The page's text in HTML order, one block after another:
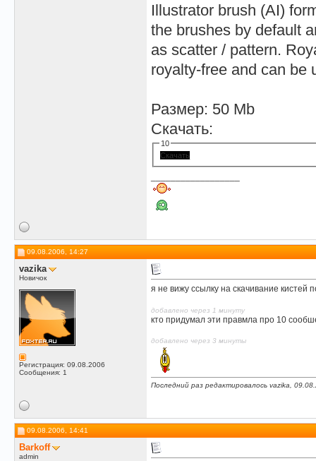
Illustrator brush (AI)
the brushes by default
as scatter / pattern.
royalty-free and can be
Размер: 50 Mb
Скачать:
10
Скачать
09.08.2006, 14:27
vazika
Новичок
Регистрация: 09.08.2006
Сообщения: 1
я не вижу ссылку на скачивание кистей
добавлено через 1 минуту
кто придумал эти правмла про 10
добавлено через 3 минуты
Последний раз редактировалось vazika,
09.08.2006, 14:41
Barkoff
admin